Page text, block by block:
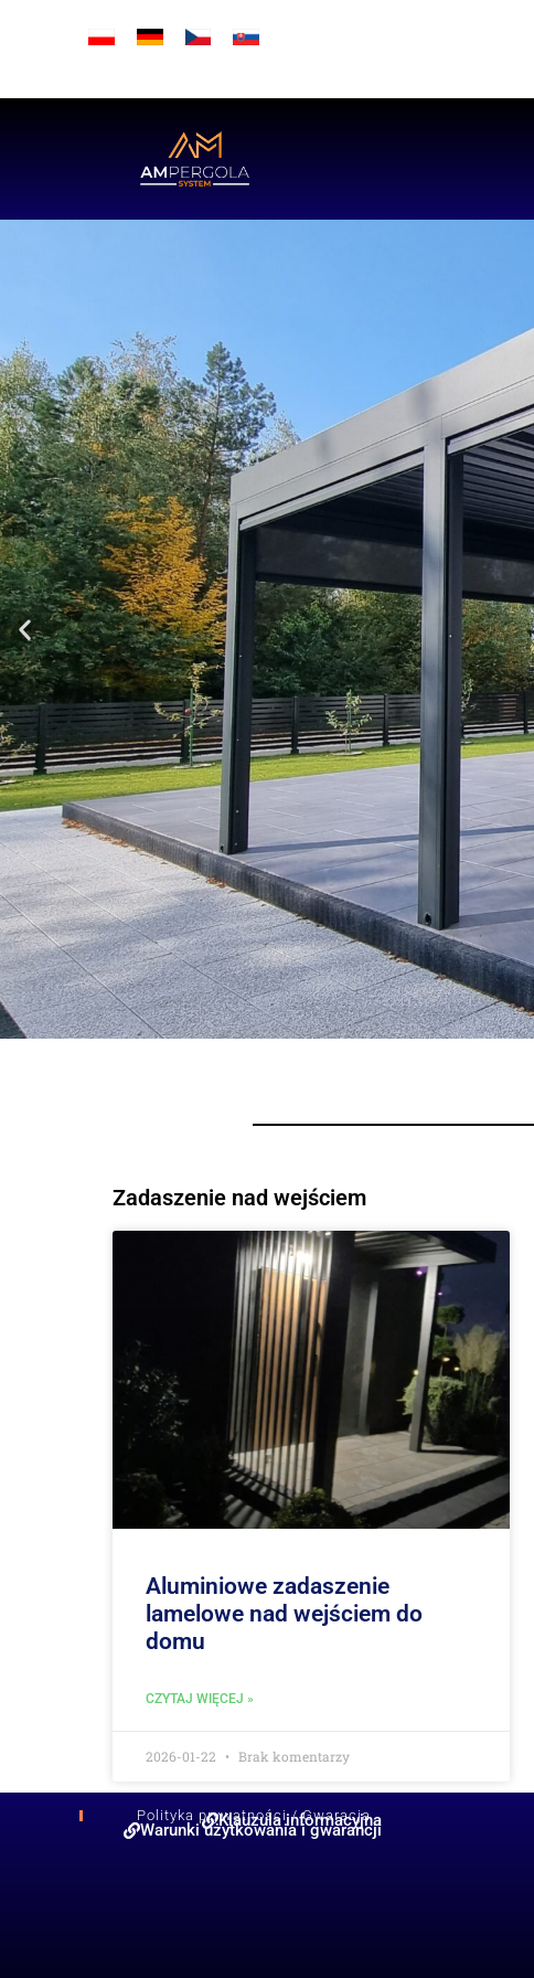
Zadaszenie nad wejściem
Aluminiowe zadaszenie
lamelowe nad wejściem do
domu
CZYTAJ WIĘCEJ »
2026-01-22 Brak komentarzy
Polityka prywatności / Gwaracja
Klauzula informacyjna
Warunki użytkowania i gwarancji